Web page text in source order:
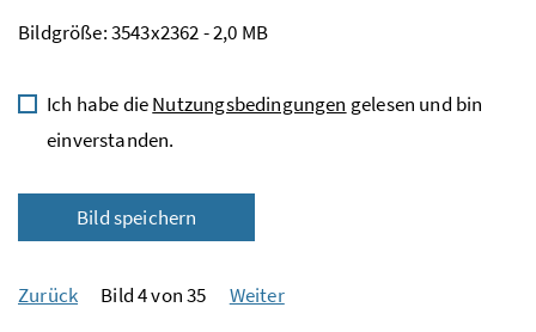
Bildgröße: 3543x2362 - 2,0 MB
Ich habe dieNutzungsbedingungen gelesen und bin
einverstanden.
Bild speichern
Zurück Bild 4 von 35 Weiter